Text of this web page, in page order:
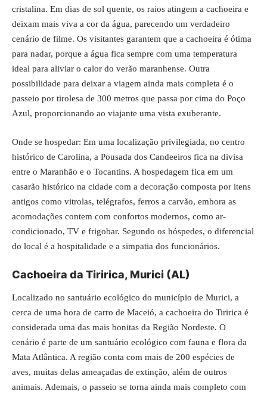
cristalina. Em dias de sol quente, os raios atingem a cachoeira e
deixam mais viva a cor da água, parecendo um verdadeiro
cenário de filme. Os visitantes garantem que a cachoeira é ótima
para nadar, porque a água fica sempre com uma temperatura
ideal para aliviar o calor do verão maranhense. Outra
possibilidade para deixar a viagem ainda mais completa é o
passeio por tirolesa de 300 metros que passa por cima do Poço
Azul, proporcionando ao viajante uma vista exuberante.
Onde se hospedar: Em uma localização privilegiada, no centro
histórico de Carolina, a Pousada dos Candeeiros fica na divisa
entre o Maranhão e o Tocantins. A hospedagem fica em um
casarão histórico na cidade com a decoração composta por itens
antigos como vitrolas, telégrafos, ferros a carvão, embora as
acomodações contem com confortos modernos, como ar-
condicionado, TV e frigobar. Segundo os hóspedes, o diferencial
do local é a hospitalidade e a simpatia dos funcionários.
Cachoeira da Tiririca, Murici (AL)
Localizado no santuário ecológico do município de Murici, a
cerca de uma hora de carro de Maceió, a cachoeira do Tiririca é
considerada uma das mais bonitas da Região Nordeste. O
cenário é parte de um santuário ecológico com fauna e flora da
Mata Atlântica. A região conta com mais de 200 espécies de
aves, muitas delas ameaçadas de extinção, além de outros
animais. Ademais, o passeio se torna ainda mais completo com